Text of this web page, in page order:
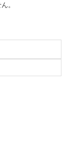
。